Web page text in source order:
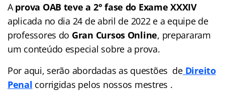
Aprova OAB teve a 2° fase do Exame XXXIV
aplicada no dia 24 de abril de 2022 e a equipe de
professores do Gran Cursos Online, prepararam
um conteúdo especial sobre a prova.
Por aqui, serão abordadas as questões deDireito
Penal corrigidas pelos nossos mestres .